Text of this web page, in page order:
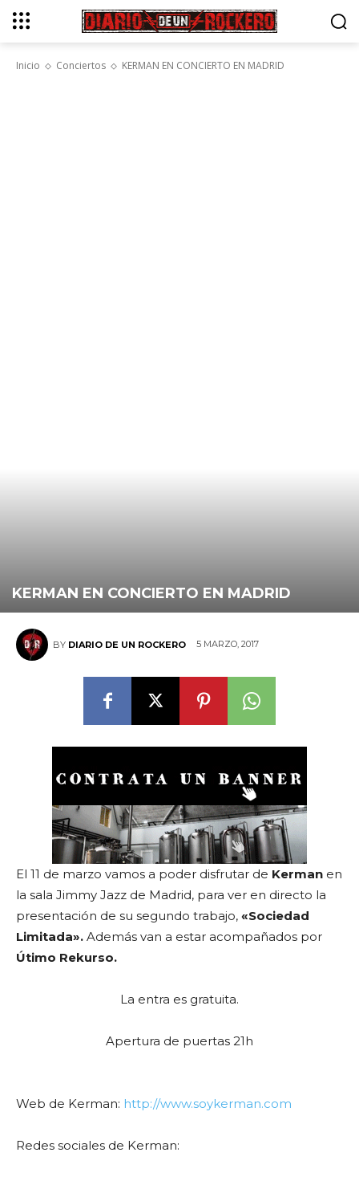
Inicio Conciertos KERMAN EN CONCIERTO EN MADRID
KERMAN EN CONCIERTO EN MADRID
BY DIARIO DE UN ROCKERO 5 MARZO, 2017
El 11 de marzo vamos a poder disfrutar de Kerman en
la sala Jimmy Jazz de Madrid, para ver en directo la
presentación de su segundo trabajo, «Sociedad
Limitada». Además van a estar acompañados por
Útimo Rekurso.
La entra es gratuita.
Apertura de puertas 21h
Web de Kerman: http://www.soykerman.com
Redes sociales de Kerman: